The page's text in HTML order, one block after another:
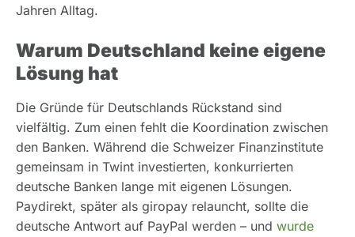
Jahren Alltag.
Warum Deutschland keine eigene
Lösung hat
Die Gründe für Deutschlands Rückstand sind
vielfältig. Zum einen fehlt die Koordination zwischen
den Banken. Während die Schweizer Finanzinstitute
gemeinsam in Twint investierten, konkurrierten
deutsche Banken lange mit eigenen Lösungen.
Paydirekt, später als giropay relauncht, sollte die
deutsche Antwort auf PayPal werden – und wurde